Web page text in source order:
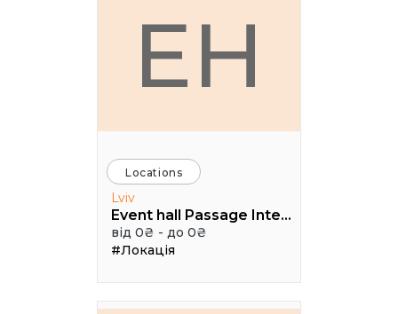
EH
Locations
Lviv
Event hall Passage Interdit
від 0₴ - до 0₴
#Локація